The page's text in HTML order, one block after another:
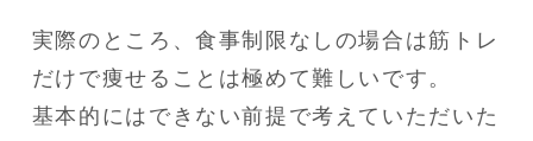
実際のところ、食事制限なしの場合は筋トレ
だけで痩せることは極めて難しいです。
基本的にはできない前提で考えていただいた